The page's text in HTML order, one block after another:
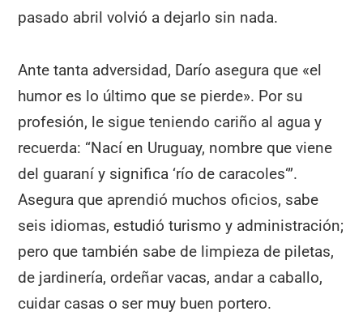
pasado abril volvió a dejarlo sin nada.
Ante tanta adversidad, Darío asegura que «el
humor es lo último que se pierde». Por su
profesión, le sigue teniendo cariño al agua y
recuerda: “Nací en Uruguay, nombre que viene
del guaraní y significa ‘río de caracoles‘”.
Asegura que aprendió muchos oficios, sabe
seis idiomas, estudió turismo y administración;
pero que también sabe de limpieza de piletas,
de jardinería, ordeñar vacas, andar a caballo,
cuidar casas o ser muy buen portero.